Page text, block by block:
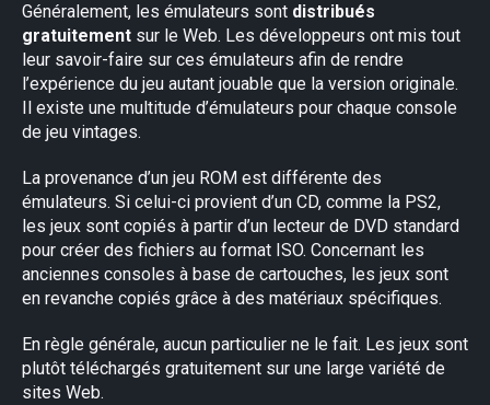
Généralement, les émulateurs sont distribués
gratuitement sur le Web. Les développeurs ont mis tout
leur savoir-faire sur ces émulateurs afin de rendre
l’expérience du jeu autant jouable que la version originale.
Il existe une multitude d’émulateurs pour chaque console
de jeu vintages.
La provenance d’un jeu ROM est différente des
émulateurs. Si celui-ci provient d’un CD, comme la PS2,
les jeux sont copiés à partir d’un lecteur de DVD standard
pour créer des fichiers au format ISO. Concernant les
anciennes consoles à base de cartouches, les jeux sont
en revanche copiés grâce à des matériaux spécifiques.
En règle générale, aucun particulier ne le fait. Les jeux sont
plutôt téléchargés gratuitement sur une large variété de
sites Web.